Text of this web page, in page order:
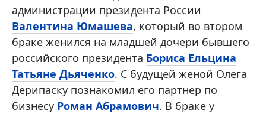
администрации президента России
Валентина Юмашева, который во втором
браке женился на младшей дочери бывшего
российского президента Бориса Ельцина
Татьяне Дьяченко. С будущей женой Олега
Дерипаску познакомил его партнер по
бизнесу Роман Абрамович. В браке у